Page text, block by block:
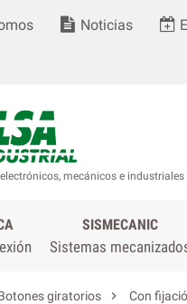
Noticias
mecánicos e industriales
SISMECANIC
Sistemas
giratorios  Con